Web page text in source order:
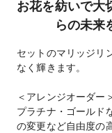
お花を紡いで大
らの未来
セットのマリッジリ
なく輝きます。
＜アレンジオーダー
プラチナ・ゴールド
の変更など自由度の